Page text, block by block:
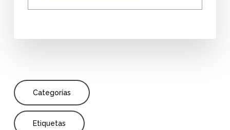
Categorías
Etiquetas